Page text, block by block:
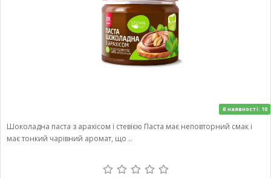
В наявності: 10
Шоколадна паста з арахісом і стевією Паста має неповторний смак і
має тонкий чарівний аромат, що ..